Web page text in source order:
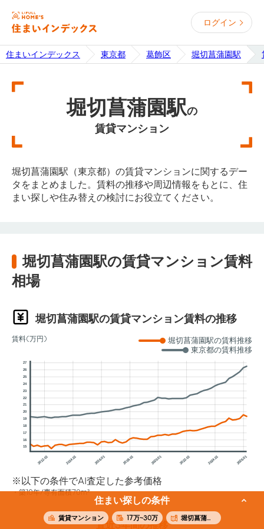
ログイン
住まいインデックス 東京都 葛飾区 堀切菖蒲園駅
堀切菖蒲園駅の
賃貸マンション
堀切菖蒲園駅（東京都）の賃貸マンションに関するデー
タをまとめました。賃料の推移や周辺情報をもとに、住
まい探しや住み替えの検討にお役立てください。
堀切菖蒲園駅の賃貸マンション賃料
相場
堀切菖蒲園駅の賃貸マンション賃料の推移
賃料(万円)
堀切菖蒲園駅の賃料推移
東京都の賃料推移
2012.01 2014.01 2016.01 2018.01 2020.01 2022.01 2024.01 2026.01
15
16
17
18
19
20
21
22
23
24
25
26
27
※以下の条件でAI査定した参考価格
築10年/専有面積70m²
直近3年間の推移
住まい探しの条件
賃貸マンション 17万~30万 堀切菖蒲園駅